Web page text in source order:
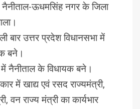
ऊधमसिंह नगर के जिला
बार उत्तर प्रदेश विधानसभा में
बने।
नैनीताल के विधायक बने।
में खाद्य एवं रसद राज्यमंत्री,
वन राज्य मंत्री का कार्यभार